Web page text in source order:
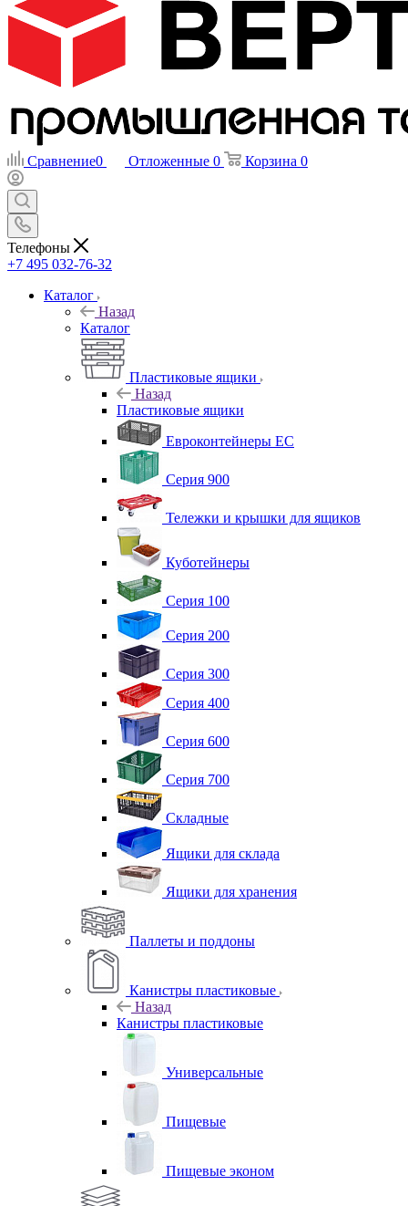
Сравнение0 Отложенные 0 Корзина 0
Телефоны
+7 495 032-76-32
Каталог
Назад
Каталог
Пластиковые ящики
Назад
Пластиковые ящики
Евроконтейнеры ЕС
Серия 900
Тележки и крышки для ящиков
Куботейнеры
Серия 100
Серия 200
Серия 300
Серия 400
Серия 600
Серия 700
Складные
Ящики для склада
Ящики для хранения
Паллеты и поддоны
Канистры пластиковые
Назад
Канистры пластиковые
Универсальные
Пищевые
Пищевые эконом